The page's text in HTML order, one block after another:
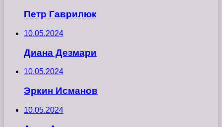
Петр Гаврилюк
10.05.2024
Диана Дезмари
10.05.2024
Эркин Исманов
10.05.2024